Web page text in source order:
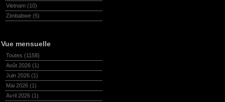
Vietnam (10)
Zimbabwe (5)
Vue mensuelle
Toutes (1158)
Août 2026 (1)
Juin 2026 (1)
Mai 2026 (1)
Avril 2026 (1)